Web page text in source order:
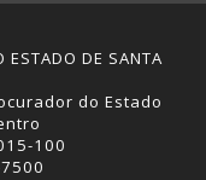
ESTADO DE SANTA
do Estado
100